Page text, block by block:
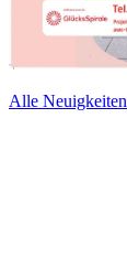
Alle Neuigkeiten